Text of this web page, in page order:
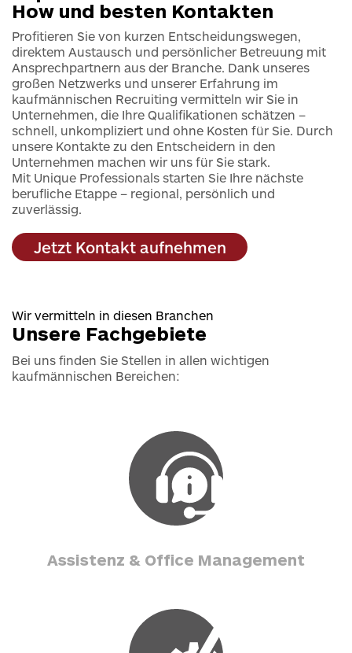
How und besten Kontakten
Profitieren Sie von kurzen Entscheidungswegen,
direktem Austausch und persönlicher Betreuung mit
Ansprechpartnern aus der Branche. Dank unseres
großen Netzwerks und unserer Erfahrung im
kaufmännischen Recruiting vermitteln wir Sie in
Unternehmen, die Ihre Qualifikationen schätzen –
schnell, unkompliziert und ohne Kosten für Sie. Durch
unsere Kontakte zu den Entscheidern in den
Unternehmen machen wir uns für Sie stark.
Mit Unique Professionals starten Sie Ihre nächste
berufliche Etappe – regional, persönlich und
zuverlässig.
Jetzt Kontakt aufnehmen
Wir vermitteln in diesen Branchen
Unsere Fachgebiete
Bei uns finden Sie Stellen in allen wichtigen
kaufmännischen Bereichen:
Assistenz & Office Management